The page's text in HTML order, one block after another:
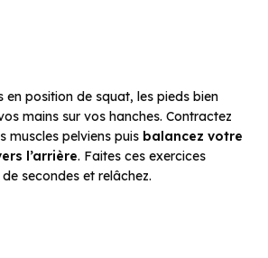
en position de squat, les pieds bien
mains sur vos hanches. Contractez
muscles pelviens puis balancez votre
l’arrière. Faites ces exercices
secondes et relâchez.